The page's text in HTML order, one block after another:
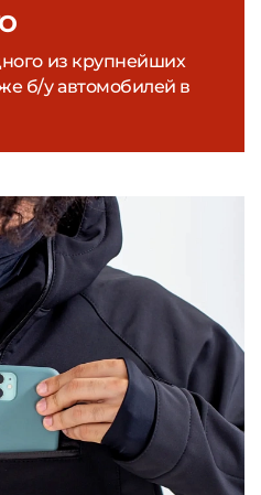
из крупнейших
б/у автомобилей в